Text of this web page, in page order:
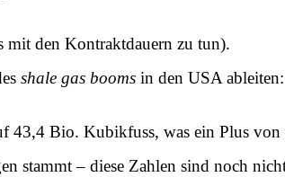
mit den Kontraktdauern zu tun).
shale gas booms in den USA
43,4 Bio. Kubikfuss, was ein Plus
stammt – diese Zahlen sind noch